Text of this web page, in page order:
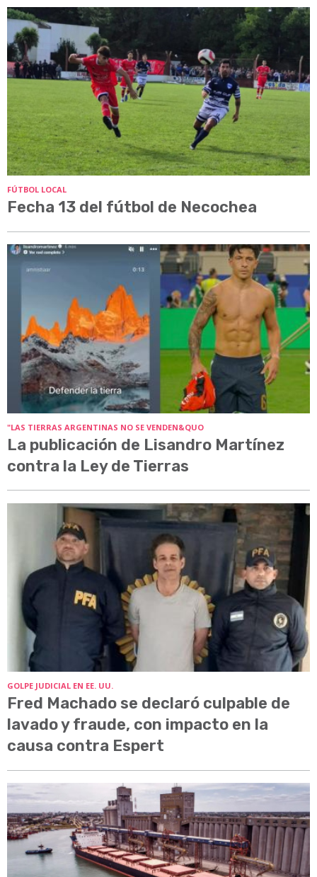
FÚTBOL LOCAL
Fecha 13 del fútbol de Necochea
"LAS TIERRAS ARGENTINAS NO SE VENDEN&QUO
La publicación de Lisandro Martínez
contra la Ley de Tierras
GOLPE JUDICIAL EN EE. UU.
Fred Machado se declaró culpable de
lavado y fraude, con impacto en la
causa contra Espert